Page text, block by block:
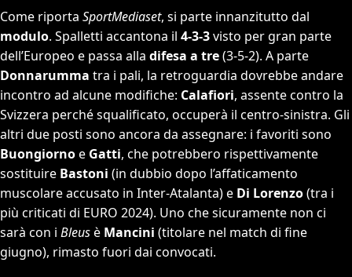
Come riporta SportMediaset, si parte innanzitutto dal
modulo. Spalletti accantona il 4-3-3visto per gran parte
dell’Europeo e passa alla difesa a tre(3-5-2). A parte
Donnarumma tra i pali, la retroguardia dovrebbe andare
incontro ad alcune modifiche: Calafiori, assente contro la
Svizzera perché squalificato, occuperà il centro-sinistra. Gli
altri due posti sono ancora da assegnare: i favoriti sono
Buongiornoe Gatti, che potrebbero rispettivamente
sostituire Bastoni (in dubbio dopo l’affaticamento
muscolare accusato in Inter-Atalanta) e Di Lorenzo(tra i
più criticati di EURO 2024). Uno che sicuramente non ci
sarà con i Bleusè Mancini (titolare nel match di fine
giugno), rimasto fuori dai convocati.